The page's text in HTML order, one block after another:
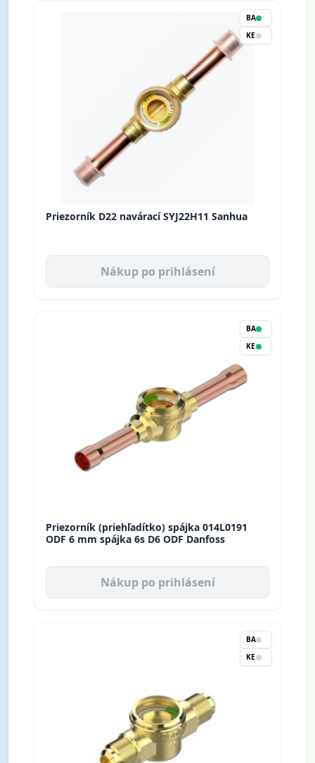
BA
KE
Priezorník D22 navárací SYJ22H11 Sanhua
Nákup po prihlásení
BA
KE
Priezorník (priehľadítko) spájka 014L0191
ODF 6 mm spájka 6s D6 ODF Danfoss
Nákup po prihlásení
BA
KE